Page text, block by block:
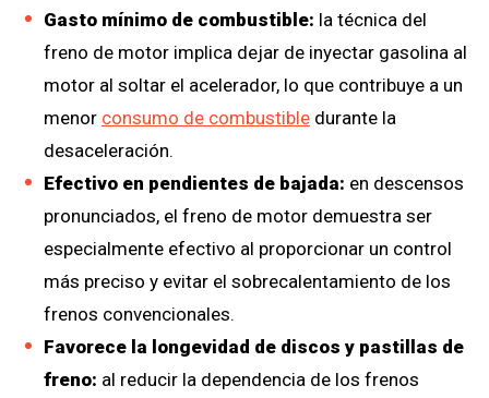
Gasto mínimo de combustible: la técnica del
freno de motor implica dejar de inyectar gasolina al
motor al soltar el acelerador, lo que contribuye a un
menor consumo de combustible durante la
desaceleración.
Efectivo en pendientes de bajada: en descensos
pronunciados, el freno de motor demuestra ser
especialmente efectivo al proporcionar un control
más preciso y evitar el sobrecalentamiento de los
frenos convencionales.
Favorece la longevidad de discos y pastillas de
freno: al reducir la dependencia de los frenos